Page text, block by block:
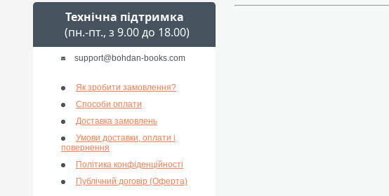
Технічна підтримка
(пн.-пт., з 9.00 до 18.00)
support@bohdan-books.com
Як зробити замовлення?
Способи оплати
Доставка замовлень
Умови доставки, оплати і
повернення
Політика конфіденційності
Публічний договір (Оферта)